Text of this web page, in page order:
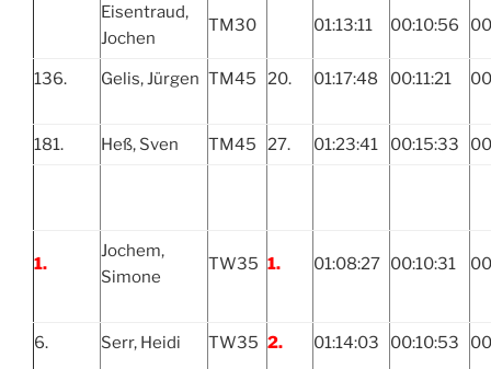
Eisentraud,
Jochen
TM30 01:13:11 00:10:56
136. Gelis, Jürgen TM45 20. 01:17:48 00:11:21
181. Heß, Sven TM45 27. 01:23:41 00:15:33
1.
Jochem,
Simone
TW35 1. 01:08:27 00:10:31
6. Serr, Heidi TW35 2. 01:14:03 00:10:53